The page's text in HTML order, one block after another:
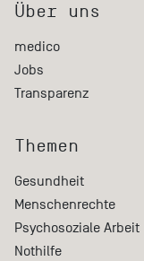
Über uns
medico
Jobs
Transparenz
Themen
Gesundheit
Menschenrechte
Psychosoziale Arbeit
Nothilfe